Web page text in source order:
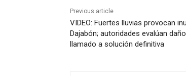
Previous article
VIDEO: Fuertes lluvias provocan
Dajabón; autoridades evalúan
llamado a solución definitiva